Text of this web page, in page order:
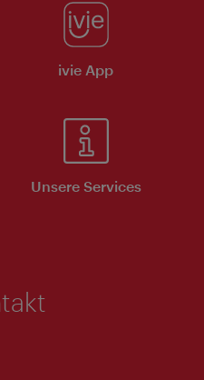
ivie App
Unsere Services